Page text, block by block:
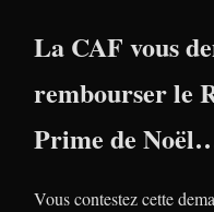
La CAF vous
rembourser le
Prime de
Vous contestez cette